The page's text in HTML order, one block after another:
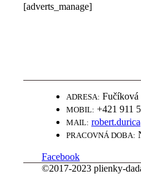
[adverts_manage]
ADRESA: Fučíková
MOBIL: +421 911
MAIL:
PRACOVNÁ DOBA:
Facebook
©2017-2023 plienky-